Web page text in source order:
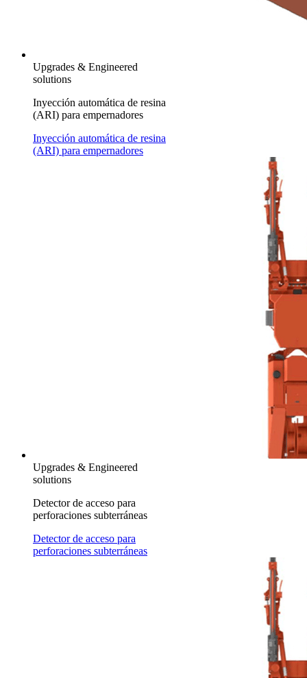
Upgrades & Engineered
solutions
Inyección automática de resina
(ARI) para empernadores
Inyección automática de resina
(ARI) para empernadores
Upgrades & Engineered
solutions
Detector de acceso para
perforaciones subterráneas
Detector de acceso para
perforaciones subterráneas